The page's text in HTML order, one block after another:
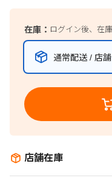
在庫： ログイン後、在
通常配送 / 店
店舗在庫